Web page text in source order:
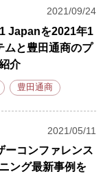
2021/09/24
Japanを2021年1
ムと豊田通商のプ
介
豊田通商
2021/05/11
コンファレンス
ング最新事例を